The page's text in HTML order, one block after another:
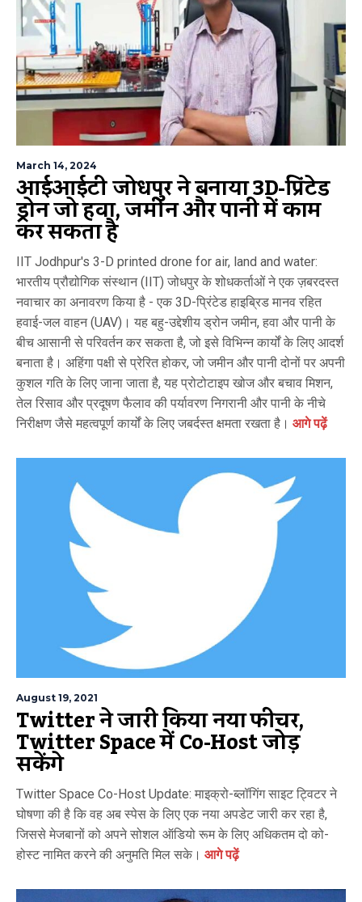
March 14, 2024
आईआईटी जोधपुर ने बनाया 3D-प्रिंटेड
ड्रोन जो हवा, जमीन और पानी में काम
कर सकता है
IIT Jodhpur's 3-D printed drone for air, land and water:
भारतीय प्रौद्योगिक संस्थान (IIT) जोधपुर के शोधकर्ताओं ने एक ज़बरदस्त
नवाचार का अनावरण किया है - एक 3D-प्रिंटेड हाइब्रिड मानव रहित
हवाई-जल वाहन (UAV)। यह बहु-उद्देशीय ड्रोन जमीन, हवा और पानी के
बीच आसानी से परिवर्तन कर सकता है, जो इसे विभिन्न कार्यों के लिए आदर्श
बनाता है। अहिंगा पक्षी से प्रेरित होकर, जो जमीन और पानी दोनों पर अपनी
कुशल गति के लिए जाना जाता है, यह प्रोटोटाइप खोज और बचाव मिशन,
तेल रिसाव और प्रदूषण फैलाव की पर्यावरण निगरानी और पानी के नीचे
निरीक्षण जैसे महत्वपूर्ण कार्यों के लिए जबर्दस्त क्षमता रखता है। आगे पढ़ें
August 19, 2021
Twitter ने जारी किया नया फीचर,
Twitter Space में Co-Host जोड़
सकेंगे
Twitter Space Co-Host Update: माइक्रो-ब्लॉगिंग साइट ट्विटर ने
घोषणा की है कि वह अब स्पेस के लिए एक नया अपडेट जारी कर रहा है,
जिससे मेजबानों को अपने सोशल ऑडियो रूम के लिए अधिकतम दो को-
होस्ट नामित करने की अनुमति मिल सके। आगे पढ़ें